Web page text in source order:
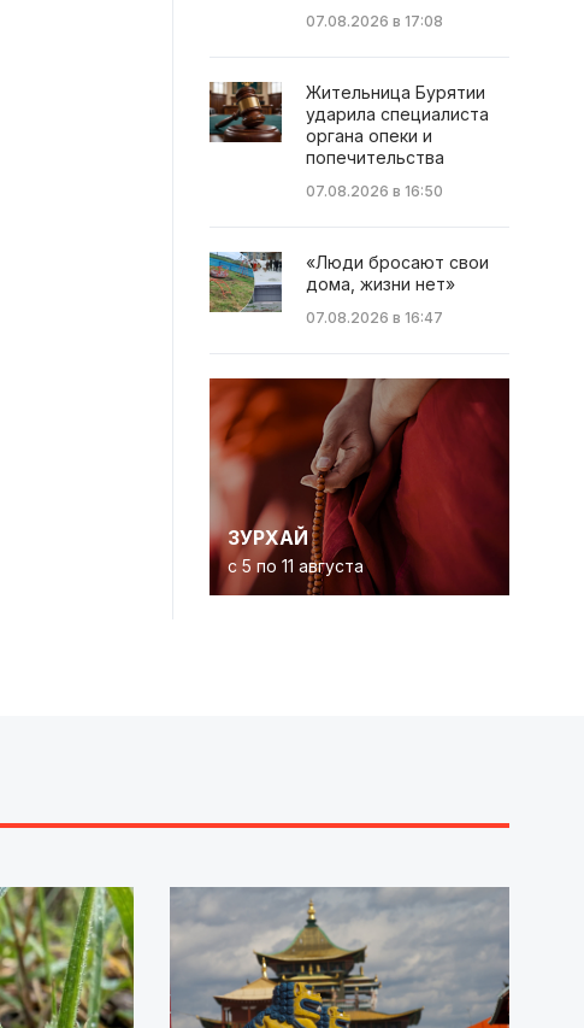
07.08.2026 в 17:08
Жительница Бурятии
ударила специалиста
органа опеки и
попечительства
07.08.2026 в 16:50
«Люди бросают свои
дома, жизни нет»
07.08.2026 в 16:47
ЗУРХАЙ
с 5 по 11 августа